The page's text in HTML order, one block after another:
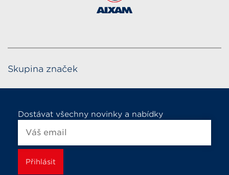
Skupina značek
Dostávat všechny novinky a nabídky